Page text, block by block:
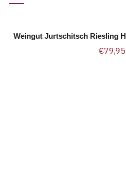
TOEVOEGEN AAN
Weingut Jurtschitsch Riesling
€79,95